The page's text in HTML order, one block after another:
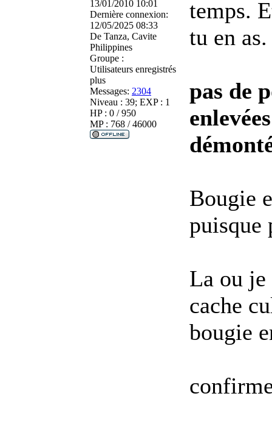
13/01/2010 10:01
Dernière connexion:
12/05/2025 08:33
De Tanza, Cavite
Philippines
Groupe :
Utilisateurs enregistrés
plus
Messages: 2304
Niveau : 39; EXP : 1
HP : 0 / 950
MP : 768 / 46000
temps.
tu en
pas de
Bougie
puisque
La ou je
cache
bougie